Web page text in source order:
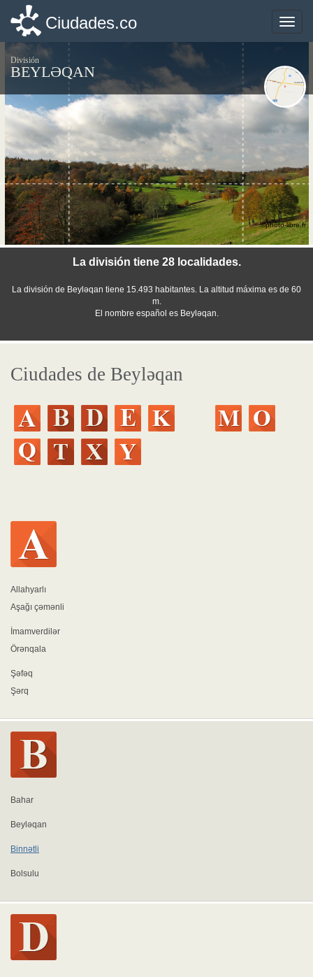
Toggle
Ciudades.co
División
BEYLƏQAN
La división tiene 28 localidades.
La división de Beyləqan tiene 15.493 habitantes. La altitud máxima es de 60
m.
El nombre español es Beyləqan.
©photo-libre.fr
Ciudades de Beyləqan
Allahyarlı
Aşağı çəmənli
İmamverdilər
Örənqala
Şəfəq
Şərq
Bahar
Beyləqan
Binnətli
Bolsulu
Toggle
Ciudades.co